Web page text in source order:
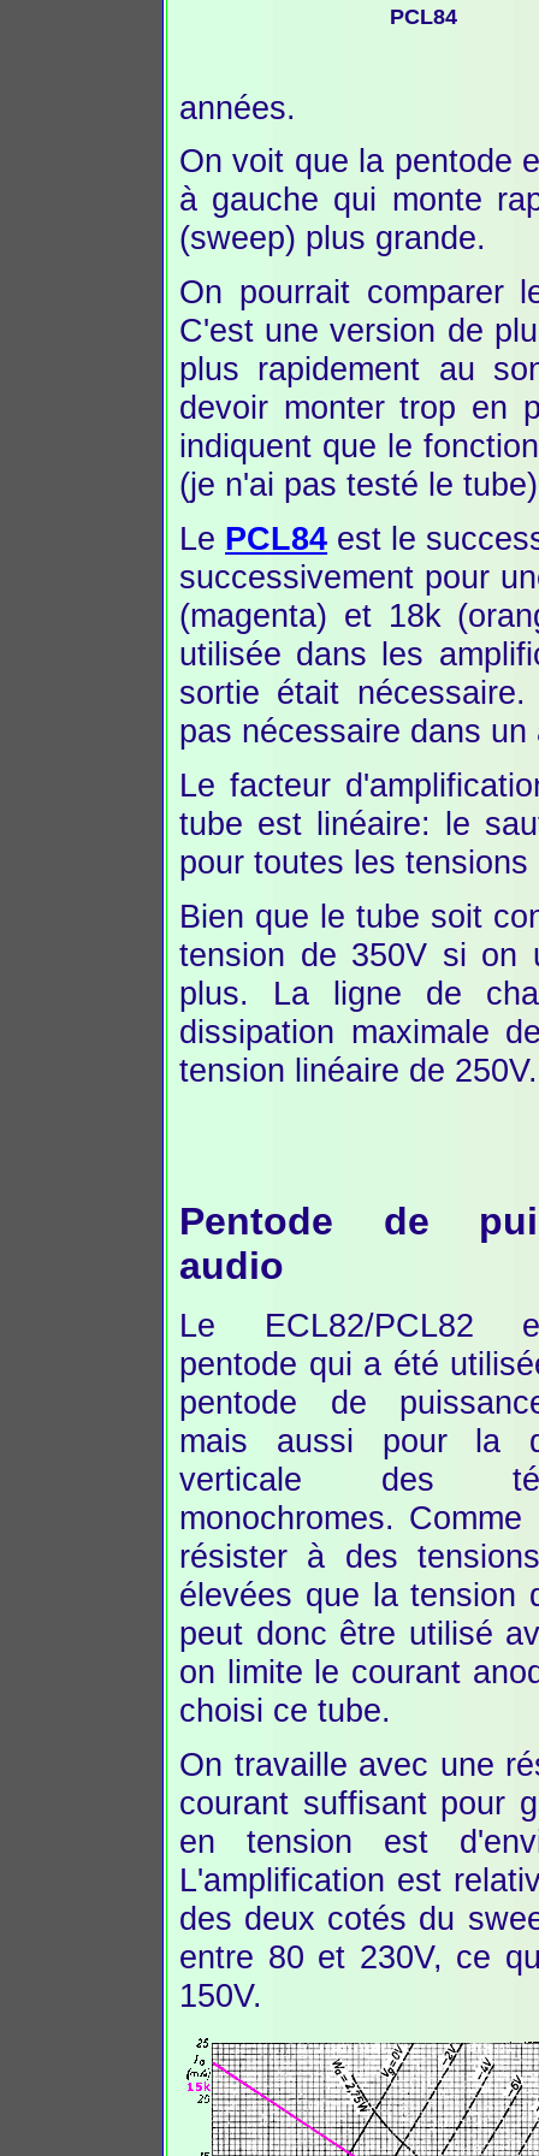
PCL84
années.
On voit que la pentode
à gauche qui monte
(sweep) plus grande.
On pourrait comparer
C'est une version de
plus rapidement au
devoir monter trop en
indiquent que le
(je n'ai pas testé le
Le PCL84 est le
successivement pour
(magenta) et 18k
utilisée dans les
sortie était
pas nécessaire dans un
Le facteur
tube est linéaire: le
pour toutes les
Bien que le tube soit
tension de 350V si on
plus. La ligne de
dissipation maximale
tension linéaire de 250V.
Pentode de
audio
Le ECL82/PCL82
pentode qui a été
pentode de
mais aussi pour la
verticale des
monochromes.
résister à des
élevées que la tension
peut donc être utilisé
on limite le courant
choisi ce tube.
On travaille avec une
courant suffisant pour
en tension est
L'amplification est
des deux cotés du
entre 80 et 230V, ce
150V.